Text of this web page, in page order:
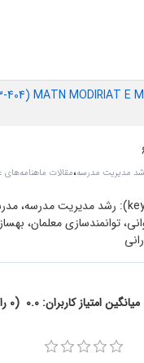
404) MATN MODIRIAT E
مدیریت مدرسه،مقالات
رشد مدیریت مدرسه،
توانمندسازی معلمان،
میانگین امتیاز کاربران: 0.0 (0 رای)